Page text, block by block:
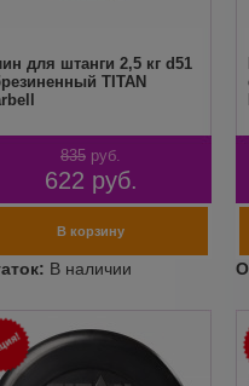
для штанги 2,5 кг d51
TITAN
835 руб.
622 руб.